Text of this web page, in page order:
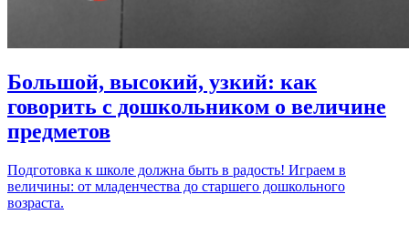
Большой, высокий, узкий: как
говорить с дошкольником о величине
предметов
Подготовка к школе должна быть в радость! Играем в
величины: от младенчества до старшего дошкольного
возраста.